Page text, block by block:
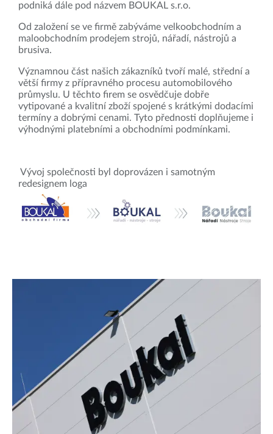
podniká dále pod názvem BOUKAL s.r.o.
Od založení se ve firmě zabýváme velkoobchodním a
maloobchodním prodejem strojů, nářadí, nástrojů a
brusiva.
Významnou část našich zákazníků tvoří malé, střední a
větší firmy z přípravného procesu automobilového
průmyslu. U těchto firem se osvědčuje dobře
vytipované a kvalitní zboží spojené s krátkými dodacími
termíny a dobrými cenami. Tyto přednosti doplňujeme i
výhodnými platebními a obchodními podmínkami.
Vývoj společnosti byl doprovázen i samotným
redesignem loga